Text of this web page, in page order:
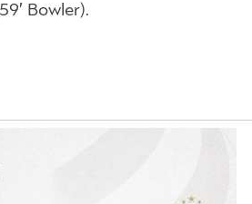
Bowler).